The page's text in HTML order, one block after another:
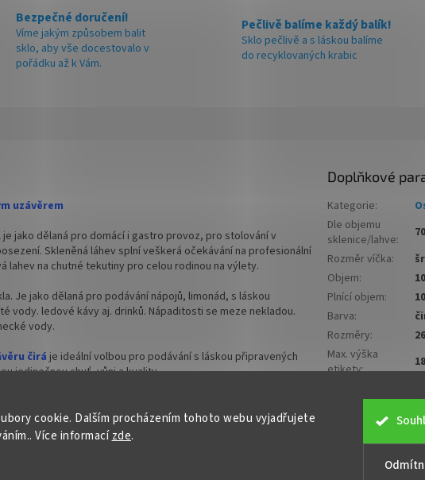
cookie. Dalším procházením tohoto webu vyjadřujete
Více informacízde.
Bezpečné doručení!
Víme jakým způsobem balit
sklo, aby vše docestovalo v
pořádku až k Vám.
Pečlivě balíme každý balík!
Sklo pečlivě a s láskou balíme
do recyklovaných krabic
uzávěrem
je jako dělaná pro domácí i gastro provoz, pro stolování v
Skleněná láhev splní veškerá očekávání na profesionální
lahev na chutné tekutiny pro celou rodinou na výlety.
Je jako dělaná pro podávání nápojů, limonád, s láskou
ledové kávy aj. drinků. Nápaditosti se meze nekladou.
vody.
čirá je ideální volbou pro podávání s láskou připravených
jedinečnou chuť, vůni a kvalitu.
a zároveň dokonale uzavíratelné, chrání čerstvé nápoje
prach, hmyz a nečistoty.
představují ekologickou alternativu k plastovým obalům. Sklo
Doplňkové
Kategorie:
Dle objemu
sklenice/lahve:
Rozměr víčka:
Objem:
Plnící objem:
Barva:
Rozměry:
Max. výška
etikety:
šroubovacího